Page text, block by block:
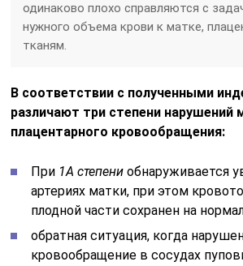
одинаково плохо справляются с
нужного объема крови к матке,
тканям.
В соответствии с полученными
различают три степени нарушений
плацентарного кровообращения:
При 1А степени обнаруживается
артериях матки, при этом
плодной части сохранен на
обратная ситуация, когда
кровообращение в сосудах